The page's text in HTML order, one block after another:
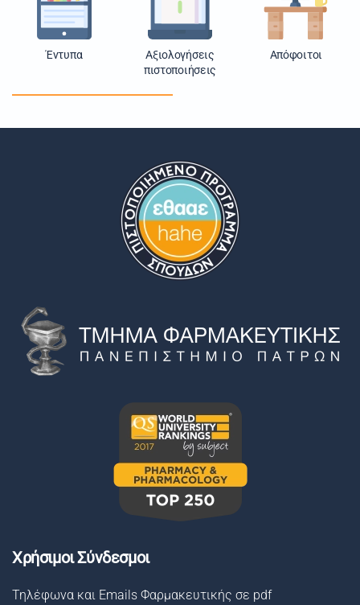
Έντυπα
Αξιολογήσεις
πιστοποιήσεις
Απόφοιτοι
Χρήσιμοι Σύνδεσμοι
Τηλέφωνα και Emails Φαρμακευτικής σε pdf